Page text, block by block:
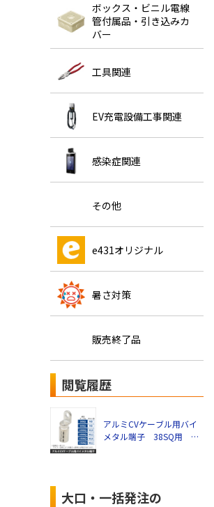
ボックス・ビニル電線
管付属品・引き込みカ
バー
工具関連
EV充電設備工事関連
感染症関連
その他
e431オリジナル
暑さ対策
販売終了品
閲覧履歴
アルミCVケーブル用バイ
メタル端子 38SQ用 適
大口・一括発注の